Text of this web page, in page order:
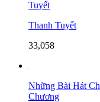
Tuyết
Thanh Tuyết
33,058
Những Bài Hát
Chương